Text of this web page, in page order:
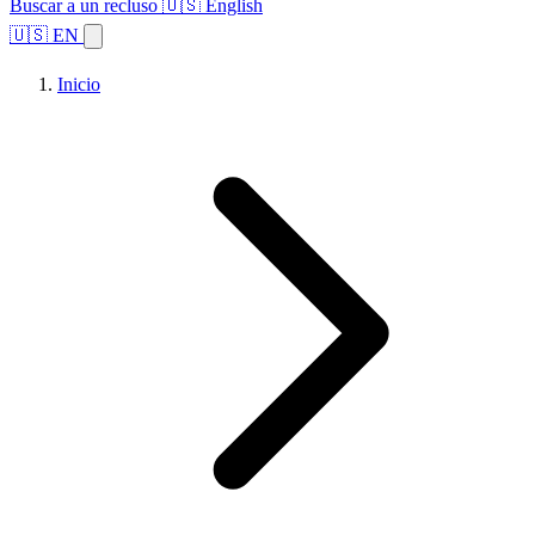
Buscar a un recluso 🇺🇸 English
🇺🇸 EN
Inicio